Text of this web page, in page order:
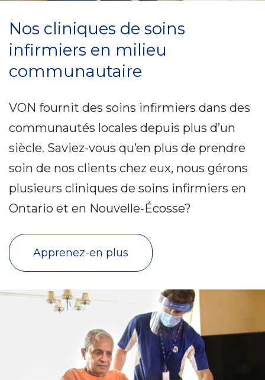
Nos cliniques de soins
infirmiers en milieu
communautaire
VON fournit des soins infirmiers dans des
communautés locales depuis plus d’un
siècle. Saviez-vous qu’en plus de prendre
soin de nos clients chez eux, nous gérons
plusieurs cliniques de soins infirmiers en
Ontario et en Nouvelle-Écosse?
Apprenez-en plus